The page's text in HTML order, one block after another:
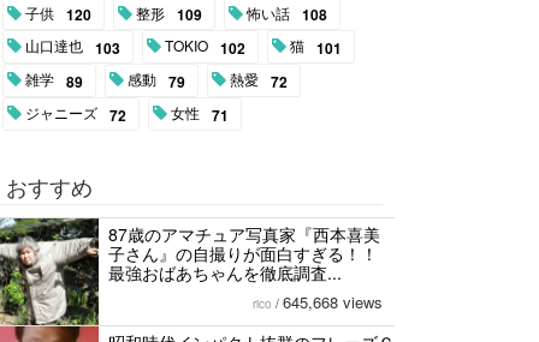
子供 120 整形 109 怖い話 108
山口達也 103 TOKIO 102 猫 101
雑学 89 感動 79 熱愛 72
ジャニーズ 72 女性 71
おすすめ
87歳のアマチュア写真家『西本喜美
子さん』の自撮りが面白すぎる！！
最強おばあちゃんを徹底調査...
rico / 645,668 views